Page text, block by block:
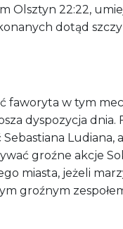
Olsztyn 22:22,
dotąd
faworyta w tym
dyspozycja dnia.
Ludiana,
groźne akcje
miasta, jeżeli
groźnym